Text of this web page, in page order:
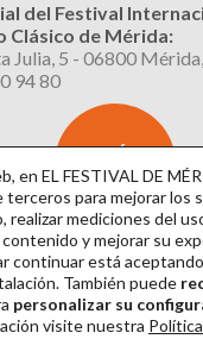
del Festival
Clásico de Mérida:
Julia, 5 - 06800
94 80
SUSCRÍBETE
AL BOLETÍN
en EL FESTIVAL DE
terceros para mejorar los
realizar mediciones del
y mejorar su
continuarestá
También puede
personalizar su
visite nuestra